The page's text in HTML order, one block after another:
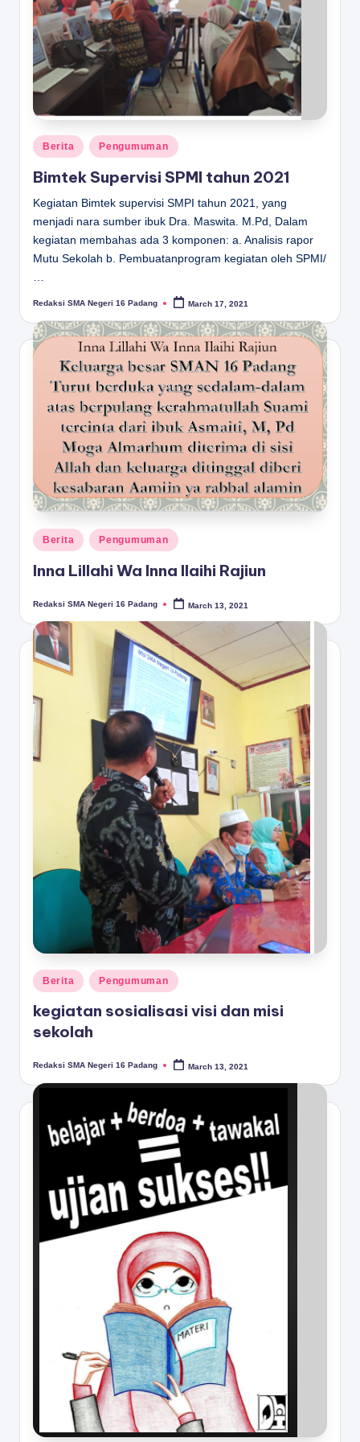
D
A
N
G
Posted
in
Berita Pengumuman
Bimtek Supervisi SPMI tahun 2021
Kegiatan Bimtek supervisi SMPI tahun 2021, yang
menjadi nara sumber ibuk Dra. Maswita. M.Pd, Dalam
kegiatan membahas ada 3 komponen: a. Analisis rapor
Mutu Sekolah b. Pembuatanprogram kegiatan oleh SPMI/
Posted
Redaksi SMA Negeri 16 Padang March 17, 2021
Posted
in
Berita Pengumuman
Inna Lillahi Wa Inna Ilaihi Rajiun
Posted
Redaksi SMA Negeri 16 Padang March 13, 2021
Posted
in
Berita Pengumuman
kegiatan sosialisasi visi dan misi
sekolah
Posted
Redaksi SMA Negeri 16 Padang March 13, 2021